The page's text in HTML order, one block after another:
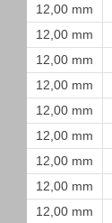
12,00 mm
12,00 mm
12,00 mm
12,00 mm
12,00 mm
12,00 mm
12,00 mm
12,00 mm
12,00 mm